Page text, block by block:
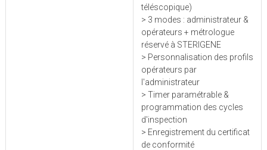
téléscopique)
> 3 modes : administrateur &
opérateurs + métrologue
réservé à STERIGENE
> Personnalisation des profils
opérateurs par
l'administrateur
> Timer paramétrable &
programmation des cycles
d'inspection
> Enregistrement du certificat
de conformité